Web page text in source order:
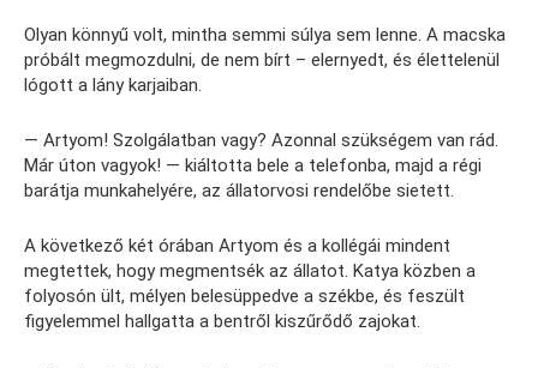
Olyan könnyű volt, mintha semmi súlya sem lenne. A macska
próbált megmozdulni, de nem bírt – elernyedt, és élettelenül
lógott a lány karjaiban.
— Artyom! Szolgálatban vagy? Azonnal szükségem van rád.
Már úton vagyok! — kiáltotta bele a telefonba, majd a régi
barátja munkahelyére, az állatorvosi rendelőbe sietett.
A következő két órában Artyom és a kollégái mindent
megtettek, hogy megmentsék az állatot. Katya közben a
folyosón ült, mélyen belesüppedve a székbe, és feszült
figyelemmel hallgatta a bentről kiszűrődő zajokat.